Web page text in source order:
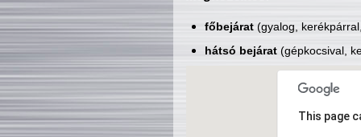
főbejárat(gyalog,
hátsó bejárat(gépkocsival,
This page